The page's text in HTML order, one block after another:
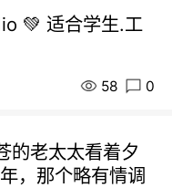
💚 适合学生.工
58 0
的老太太看着夕
，那个略有情调